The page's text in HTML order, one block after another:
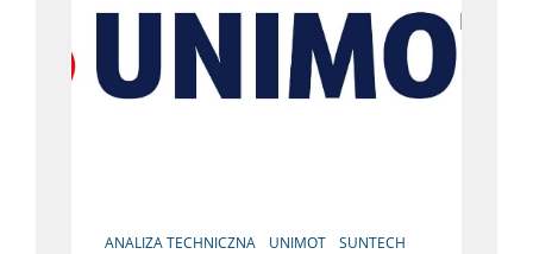
ANALIZA TECHNICZNA UNIMOT SUNTECH